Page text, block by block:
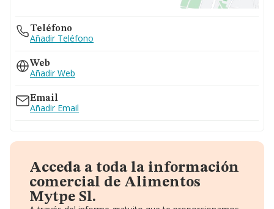
Teléfono
Añadir Teléfono
Web
Añadir Web
Email
Añadir Email
Acceda a toda la información
comercial de Alimentos
Mytpe Sl.